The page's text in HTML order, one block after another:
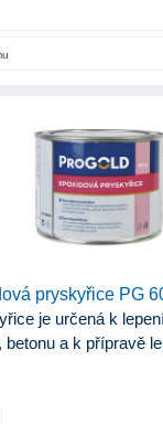
pryskyřice PG
je určená k
betonu a k přípravě